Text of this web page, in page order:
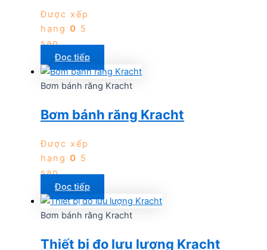
Được xếp
hạng 0 5
sao
Đọc tiếp
Bơm bánh răng Kracht
Bơm bánh răng Kracht
Được xếp
hạng 0 5
sao
Đọc tiếp
Bơm bánh răng Kracht
Thiết bị đo lưu lượng Kracht